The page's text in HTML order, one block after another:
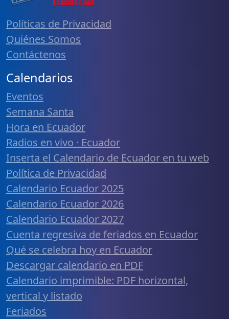
Políticas de Privacidad
Quiénes Somos
Contáctenos
Calendarios
Eventos
Semana Santa
Hora en Ecuador
Radios en vivo · Ecuador
Inserta el Calendario de Ecuador en tu web
Política de Privacidad
Calendario Ecuador 2025
Calendario Ecuador 2026
Calendario Ecuador 2027
Cuenta regresiva de feriados en Ecuador
Qué se celebra hoy en Ecuador
Descargar calendario en PDF
Calendario imprimible: PDF horizontal,
vertical y listado
Feriados